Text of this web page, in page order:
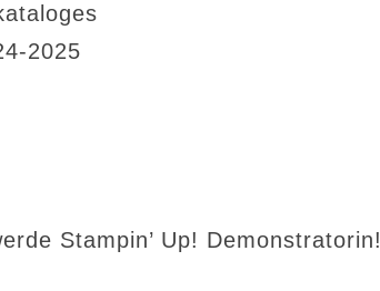
2025
Stampin’ Up! Demonstratorin!